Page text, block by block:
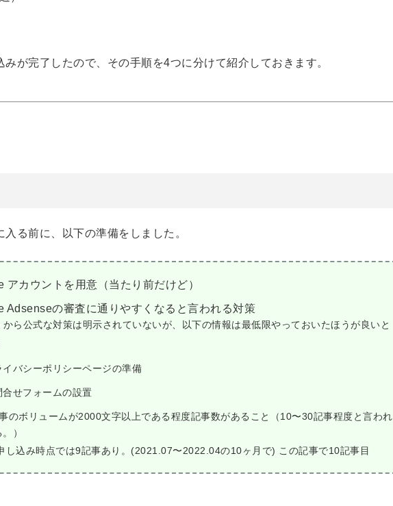
みが完了したので、その手順を4つに分けて紹介しておきます。
入る前に、以下の準備をしました。
アカウントを用意（当たり前だけど）
Adsenseの審査に通りやすくなると言われる対策
ら公式な対策は明示されていないが、以下の情報は最低限やっておいたほうが良いと
イバシーポリシーページの準備
合せフォームの設置
のボリュームが2000文字以上である程度記事数があること（10〜30記事程度と言われ
）
し込み時点では9記事あり。(2021.07〜2022.04の10ヶ月で) この記事で10記事目